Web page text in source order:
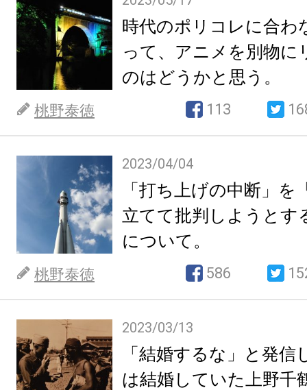
時代のポリコレに合わ
って、アニメを別物に
のはどうかと思う。
桃野泰徳 113
2023/04/04
「打ち上げの中断」を
立てて批判しようとす
について。
桃野泰徳 586
2023/03/13
「結婚するな」と発
は結婚していた上野千